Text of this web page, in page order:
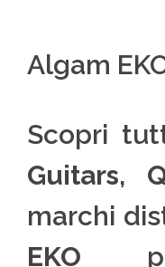
Algam
Scopri
Guitars,
marchi
EKO